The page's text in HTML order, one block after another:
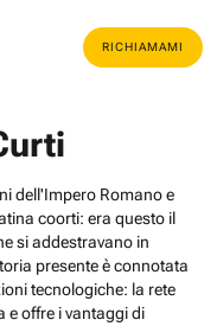
RICHIAMAMI
dell'Impero Romano e
coorti: era questo il
si addestravano in
presente è connotata
tecnologiche: la rete
e offre i vantaggi di